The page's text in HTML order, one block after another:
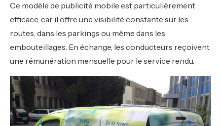
Ce modèle de publicité mobile est particulièrement
efficace, car il offre une visibilité constante sur les
routes, dans les parkings ou même dans les
embouteillages. En échange, les conducteurs reçoivent
une rémunération mensuelle pour le service rendu.